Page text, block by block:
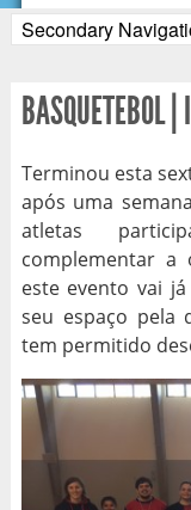
BASQUETEBOL
Terminou esta
após uma
atletas
complementar a
este evento vai
seu espaço pela
tem permitido